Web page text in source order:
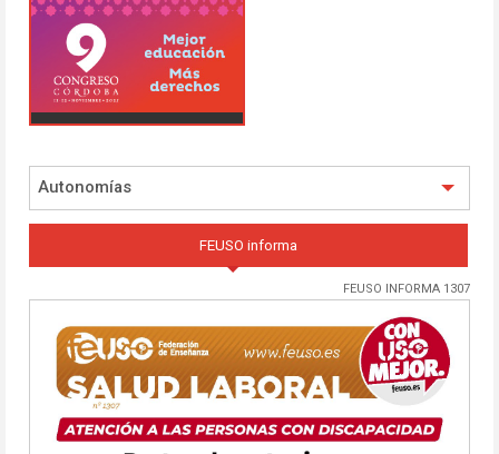
Autonomías
FEUSO informa
FEUSO INFORMA 1307